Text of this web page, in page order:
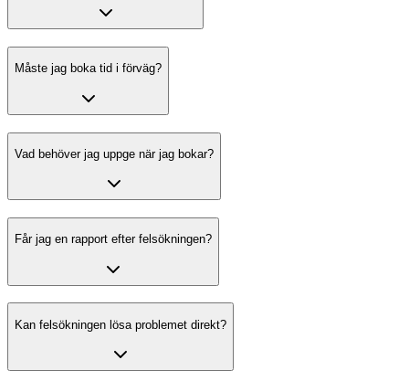
Måste jag boka tid i förväg?
Vad behöver jag uppge när jag bokar?
Får jag en rapport efter felsökningen?
Kan felsökningen lösa problemet direkt?